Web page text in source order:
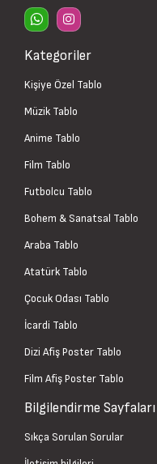
Kategoriler
Kişiye Özel Tablo
Müzik Tablo
Anime Tablo
Film Tablo
Futbolcu Tablo
Bohem & Sanatsal Tablo
Araba Tablo
Atatürk Tablo
Çocuk Odası Tablo
İcardi Tablo
Dizi Afiş Poster Tablo
Film Afiş Poster Tablo
Bilgilendirme Sayfaları
Sıkça Sorulan Sorular